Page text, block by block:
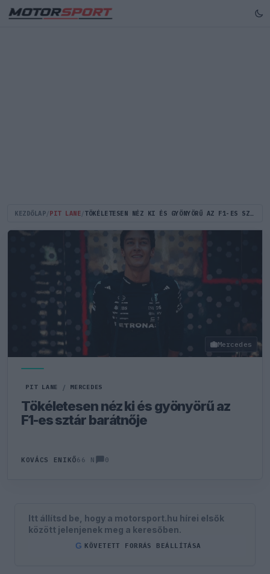
KEZDŐLAP PIT LANE TÖKÉLETESEN NÉZ KI ÉS GYÖNYÖRŰ AZ F1-ES SZTÁR BARÁTNŐJE
Mercedes
PIT LANE / MERCEDES
Tökéletesen néz ki és gyönyörű az
F1-es sztár barátnője
KOVÁCS ENIKŐ66 N 0
Itt állítsd be, hogy a motorsport.hu hírei elsők
között jelenjenek meg a keresőben.
G KÖVETETT FORRÁS BEÁLLÍTÁSA